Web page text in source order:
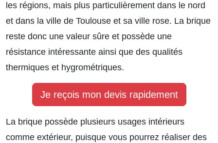
les régions, mais plus particulièrement dans le nord
et dans la ville de Toulouse et sa ville rose. La brique
reste donc une valeur sûre et possède une
résistance intéressante ainsi que des qualités
thermiques et hygrométriques.
Je reçois mon devis rapidement
La brique possède plusieurs usages intérieurs
comme extérieur, puisque vous pourrez réaliser des